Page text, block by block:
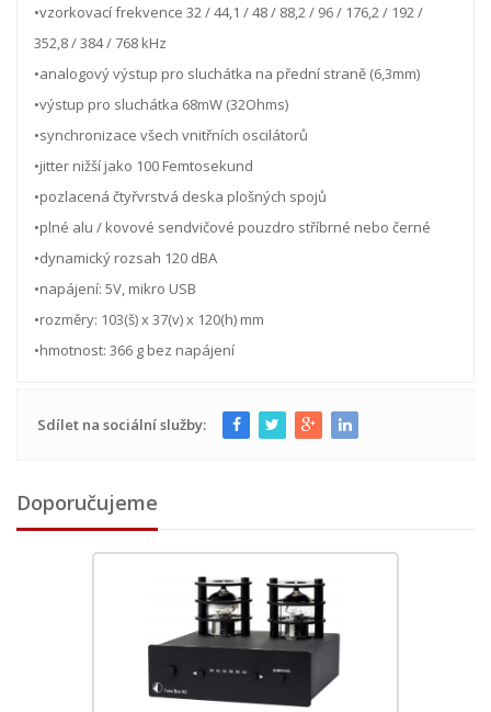
•vzorkovací frekvence 32 / 44,1 / 48 / 88,2 / 96 / 176,2 / 192 /
352,8 / 384 / 768 kHz
•analogový výstup pro sluchátka na přední straně (6,3mm)
•výstup pro sluchátka 68mW (32Ohms)
•synchronizace všech vnitřních oscilátorů
•jitter nižší jako 100 Femtosekund
•pozlacená čtyřvrstvá deska plošných spojů
•plné alu / kovové sendvičové pouzdro stříbrné nebo černé
•dynamický rozsah 120 dBA
•napájení: 5V, mikro USB
•rozměry: 103(š) x 37(v) x 120(h) mm
•hmotnost: 366 g bez napájení
Sdílet na sociální služby:
Doporučujeme